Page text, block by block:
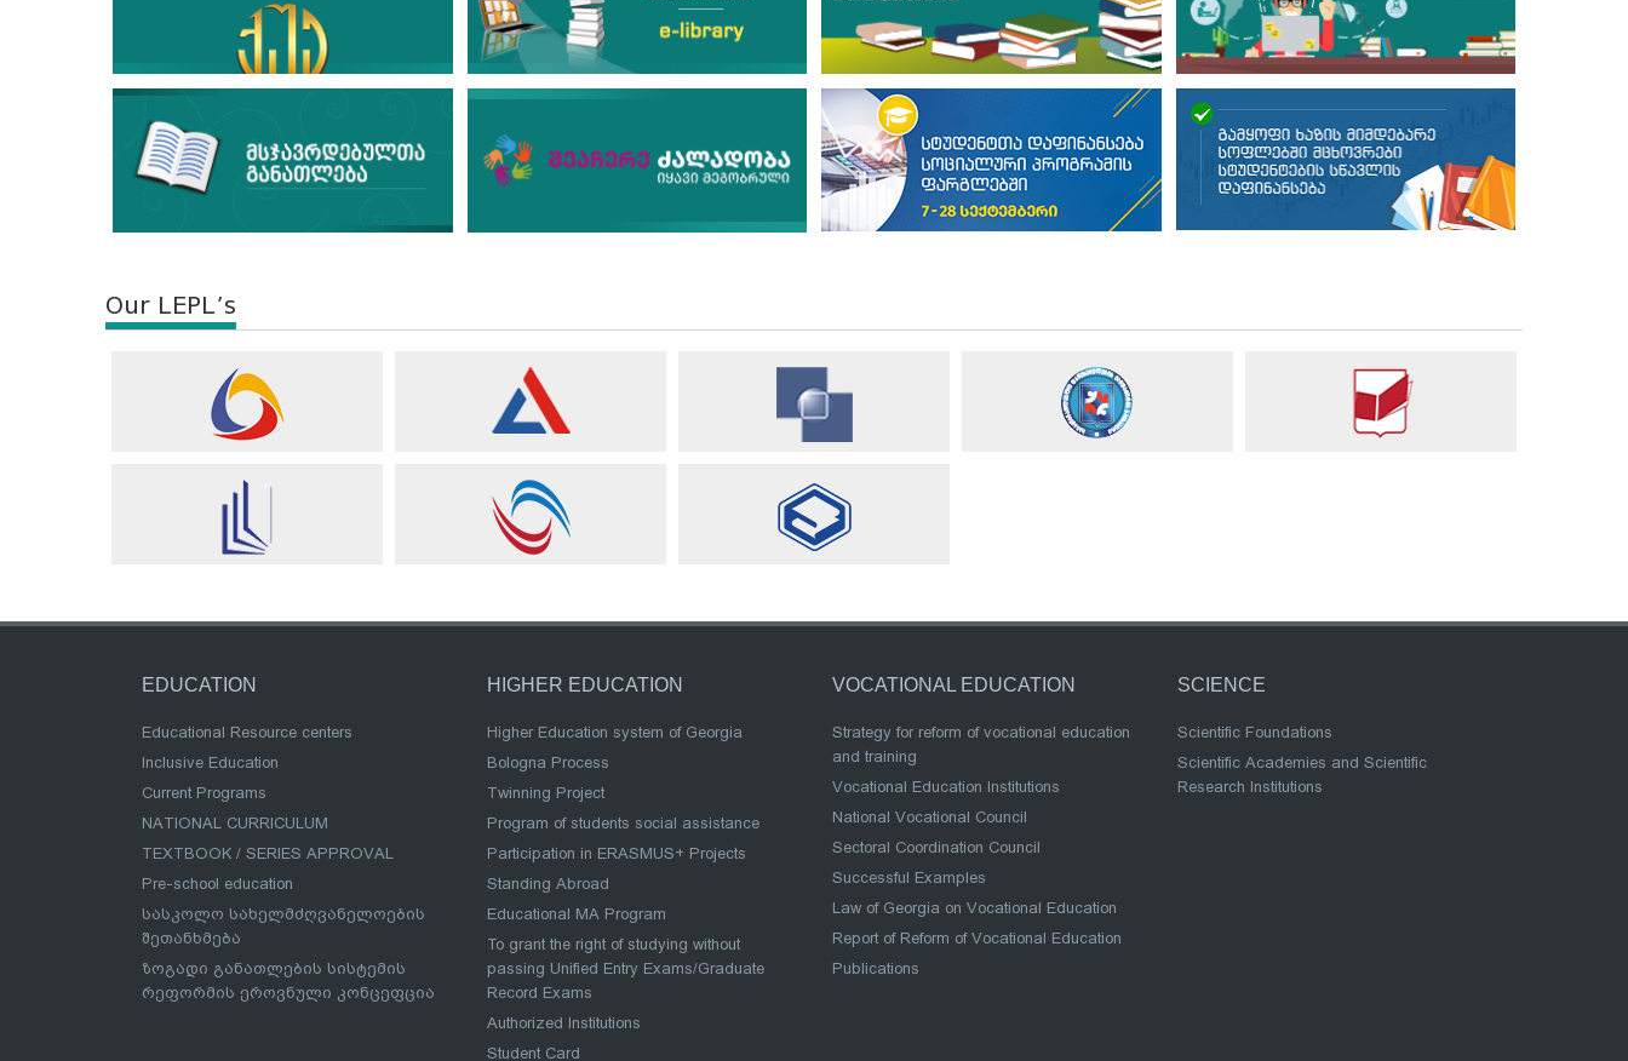
Our LEPL’s
EDUCATION
Educational Resource centers
Inclusive Education
Current Programs
NATIONAL CURRICULUM
TEXTBOOK / SERIES APPROVAL
Pre-school education
სასკოლო სახელმძღვანელოების
შეთანხმება
ზოგადი განათლების სისტემის
რეფორმის ეროვნული კონცეფცია
HIGHER EDUCATION
Higher Education system of Georgia
Bologna Process
Twinning Project
Program of students social assistance
Participation in ERASMUS+ Projects
Standing Abroad
Educational MA Program
To grant the right of studying without
passing Unified Entry Exams/Graduate
Record Exams
Authorized Institutions
Student Card
VOCATIONAL EDUCATION
Strategy for reform of vocational education
and training
Vocational Education Institutions
National Vocational Council
Sectoral Coordination Council
Successful Examples
Law of Georgia on Vocational Education
Report of Reform of Vocational Education
Publications
SCIENCE
Scientific Foundations
Scientific Academies and Scientific
Research Institutions